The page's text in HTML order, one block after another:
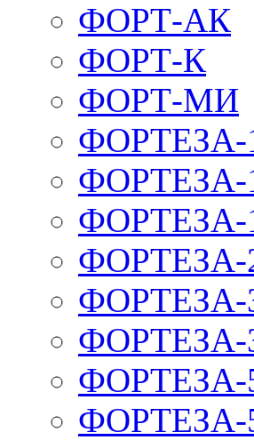
ФОРТ-АК
ФОРТ-К
ФОРТ-МИ
ФОРТЕЗА-
ФОРТЕЗА-
ФОРТЕЗА-
ФОРТЕЗА-
ФОРТЕЗА-
ФОРТЕЗА-
ФОРТЕЗА-